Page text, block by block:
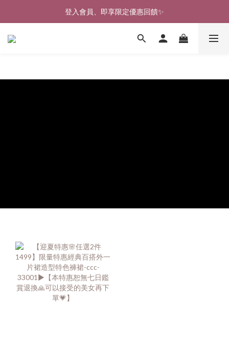
🎉新北淡水實體門市🤗歡迎蒞臨試穿🎉
登入會員、即享限定優惠回饋✨
🎉新北淡水實體門市🤗歡迎蒞臨試穿🎉